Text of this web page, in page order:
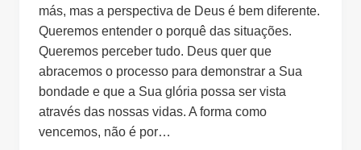
más, mas a perspectiva de Deus é bem diferente.
Queremos entender o porquê das situações.
Queremos perceber tudo. Deus quer que
abracemos o processo para demonstrar a Sua
bondade e que a Sua glória possa ser vista
através das nossas vidas. A forma como
vencemos, não é por…